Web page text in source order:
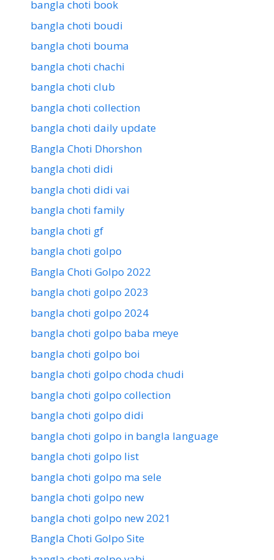
bangla choti book
bangla choti boudi
bangla choti bouma
bangla choti chachi
bangla choti club
bangla choti collection
bangla choti daily update
Bangla Choti Dhorshon
bangla choti didi
bangla choti didi vai
bangla choti family
bangla choti gf
bangla choti golpo
Bangla Choti Golpo 2022
bangla choti golpo 2023
bangla choti golpo 2024
bangla choti golpo baba meye
bangla choti golpo boi
bangla choti golpo choda chudi
bangla choti golpo collection
bangla choti golpo didi
bangla choti golpo in bangla language
bangla choti golpo list
bangla choti golpo ma sele
bangla choti golpo new
bangla choti golpo new 2021
Bangla Choti Golpo Site